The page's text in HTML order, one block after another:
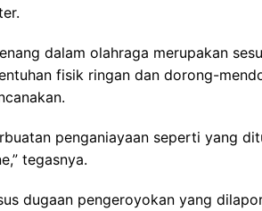
dalam olahraga merupakan
fisik ringan dan dorong-
penganiayaan seperti yang
tegasnya.
dugaan pengeroyokan yang